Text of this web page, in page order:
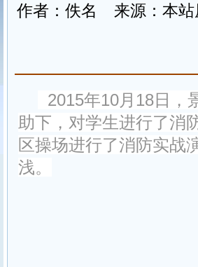
作者：佚名 来源：本
2015年10月18日，
助下，对学生进行了消
区操场进行了消防实战
浅。